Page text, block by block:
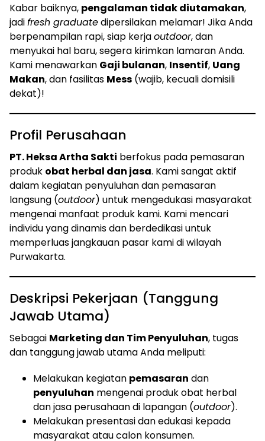
Kabar baiknya, pengalaman tidak diutamakan,
jadifresh graduatedipersilakan melamar! Jika Anda
berpenampilan rapi, siap kerjaoutdoor, dan
menyukai hal baru, segera kirimkan lamaran Anda.
Kami menawarkan Gaji bulanan, Insentif, Uang
Makan, dan fasilitas Mess (wajib, kecuali domisili
dekat)!
Profil Perusahaan
PT. Heksa Artha Sakti berfokus pada pemasaran
produk obat herbal dan jasa. Kami sangat aktif
dalam kegiatan penyuluhan dan pemasaran
langsung (outdoor) untuk mengedukasi masyarakat
mengenai manfaat produk kami. Kami mencari
individu yang dinamis dan berdedikasi untuk
memperluas jangkauan pasar kami di wilayah
Purwakarta.
Deskripsi Pekerjaan (Tanggung
Jawab Utama)
Sebagai Marketing dan Tim Penyuluhan, tugas
dan tanggung jawab utama Anda meliputi:
Melakukan kegiatan pemasaran dan
penyuluhan mengenai produk obat herbal
dan jasa perusahaan di lapangan (outdoor).
Melakukan presentasi dan edukasi kepada
masyarakat atau calon konsumen.